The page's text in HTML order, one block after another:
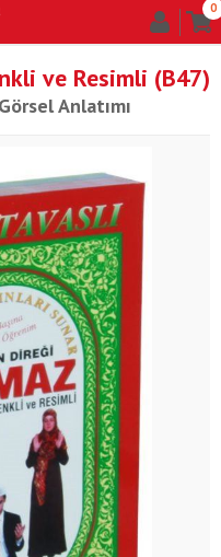
0
ve Resimli (B47)
Anlatımı